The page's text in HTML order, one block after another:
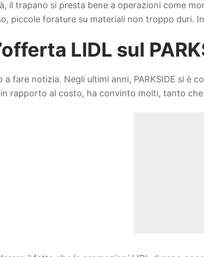
il trapano si presta bene a operazioni come
piccole forature su materiali non troppo duri.
LIDL sul
a fare notizia. Negli ultimi anni, PARKSIDE si è
rapporto al costo, ha convinto molti, tanto